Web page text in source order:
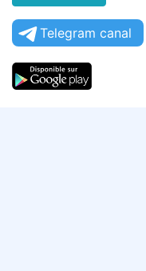
Telegram canal